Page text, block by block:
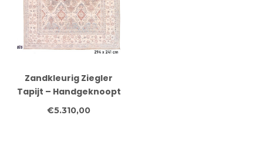
Zandkleurig Ziegler
Tapijt – Handgeknoopt
Wol – 294 x 241 cm
€5.310,00